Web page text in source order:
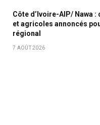
Côte d’Ivoire-AIP/ Nawa
et agricoles annoncés
régional
7 AOÛT 2026